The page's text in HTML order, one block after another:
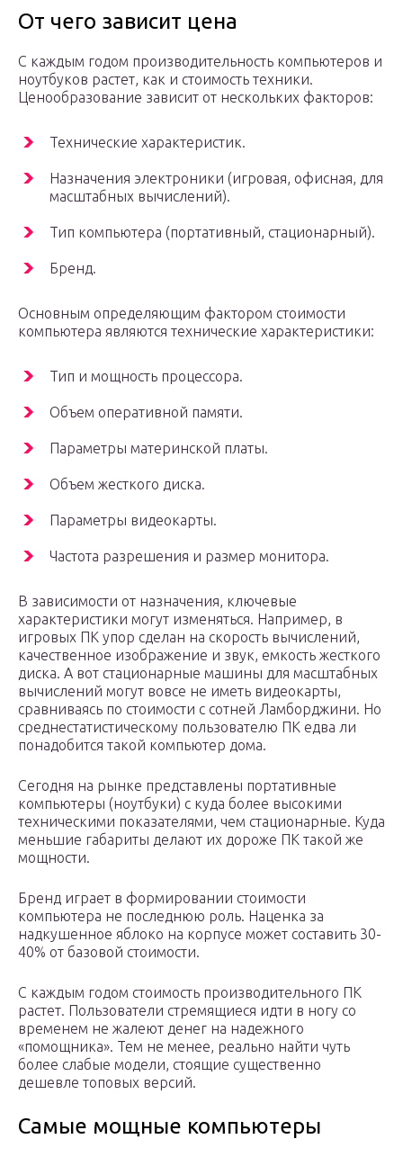
От чего зависит цена
С каждым годом производительность компьютеров и
ноутбуков растет, как и стоимость техники.
Ценообразование зависит от нескольких факторов:
Технические характеристик.
Назначения электроники (игровая, офисная, для
масштабных вычислений).
Тип компьютера (портативный, стационарный).
Бренд.
Основным определяющим фактором стоимости
компьютера являются технические характеристики:
Тип и мощность процессора.
Объем оперативной памяти.
Параметры материнской платы.
Объем жесткого диска.
Параметры видеокарты.
Частота разрешения и размер монитора.
В зависимости от назначения, ключевые
характеристики могут изменяться. Например, в
игровых ПК упор сделан на скорость вычислений,
качественное изображение и звук, емкость жесткого
диска. А вот стационарные машины для масштабных
вычислений могут вовсе не иметь видеокарты,
сравниваясь по стоимости с сотней Ламборджини. Но
среднестатистическому пользователю ПК едва ли
понадобится такой компьютер дома.
Сегодня на рынке представлены портативные
компьютеры (ноутбуки) с куда более высокими
техническими показателями, чем стационарные. Куда
меньшие габариты делают их дороже ПК такой же
мощности.
Бренд играет в формировании стоимости
компьютера не последнюю роль. Наценка за
надкушенное яблоко на корпусе может составить 30-
40% от базовой стоимости.
С каждым годом стоимость производительного ПК
растет. Пользователи стремящиеся идти в ногу со
временем не жалеют денег на надежного
«помощника». Тем не менее, реально найти чуть
более слабые модели, стоящие существенно
дешевле топовых версий.
Самые мощные компьютеры